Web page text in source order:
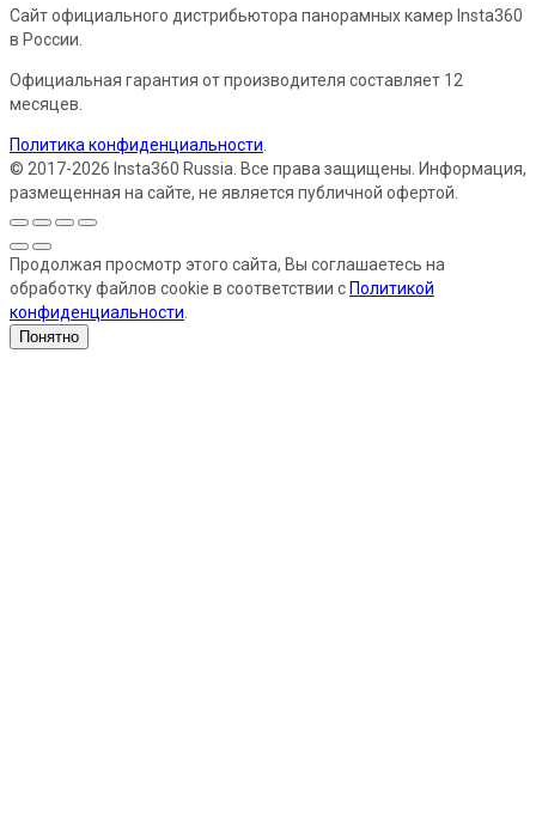
Сайт официального дистрибьютора панорамных камер Insta360
в России.
Официальная гарантия от производителя составляет 12
месяцев.
Политика конфиденциальности
© 2017-2026 Insta360 Russia. Все права защищены. Информация,
размещенная на сайте, не является публичной офертой.
Продолжая просмотр этого сайта, Вы соглашаетесь на
обработку файлов cookie в соответствии с Политикой
конфиденциальности
Понятно